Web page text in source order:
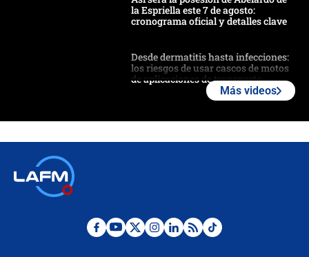
la Espriella este 7 de agosto:
cronograma oficial y detalles clave
Desde dermatitis hasta infecciones:
los riesgos de usar cascos de motos
de aplicaciones de transporte
Posesión de Abelardo De La Espriella
Más videos